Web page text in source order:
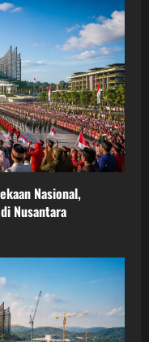
Nasional,
Nusantara